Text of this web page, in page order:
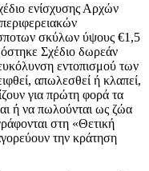
ενίσχυσης Αρχών
σκύλων ύψους €1,5
Σχέδιο δωρεάν
εντοπισμού των
απωλεσθεί ή κλαπεί,
για πρώτη φορά τα
ή να πωλούνται ως ζώα
στη «Θετική
την κράτηση